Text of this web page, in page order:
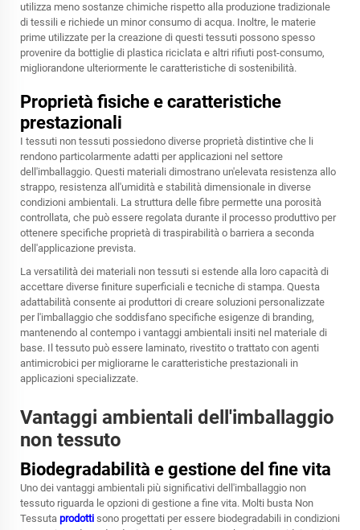
utilizza meno sostanze chimiche rispetto alla produzione tradizionale
di tessili e richiede un minor consumo di acqua. Inoltre, le materie
prime utilizzate per la creazione di questi tessuti possono spesso
provenire da bottiglie di plastica riciclata e altri rifiuti post-consumo,
migliorandone ulteriormente le caratteristiche di sostenibilità.
Proprietà fisiche e caratteristiche
prestazionali
I tessuti non tessuti possiedono diverse proprietà distintive che li
rendono particolarmente adatti per applicazioni nel settore
dell'imballaggio. Questi materiali dimostrano un'elevata resistenza allo
strappo, resistenza all'umidità e stabilità dimensionale in diverse
condizioni ambientali. La struttura delle fibre permette una porosità
controllata, che può essere regolata durante il processo produttivo per
ottenere specifiche proprietà di traspirabilità o barriera a seconda
dell'applicazione prevista.
La versatilità dei materiali non tessuti si estende alla loro capacità di
accettare diverse finiture superficiali e tecniche di stampa. Questa
adattabilità consente ai produttori di creare soluzioni personalizzate
per l'imballaggio che soddisfano specifiche esigenze di branding,
mantenendo al contempo i vantaggi ambientali insiti nel materiale di
base. Il tessuto può essere laminato, rivestito o trattato con agenti
antimicrobici per migliorarne le caratteristiche prestazionali in
applicazioni specializzate.
Vantaggi ambientali dell'imballaggio
non tessuto
Biodegradabilità e gestione del fine vita
Uno dei vantaggi ambientali più significativi dell'imballaggio non
tessuto riguarda le opzioni di gestione a fine vita. Molti busta Non
Tessuta prodotti sono progettati per essere biodegradabili in condizioni